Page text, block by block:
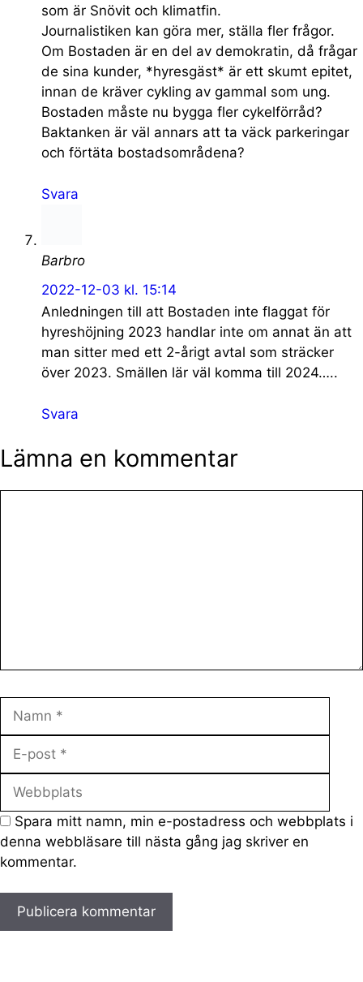
som är Snövit och klimatfin.
Journalistiken kan göra mer, ställa fler frågor.
Om Bostaden är en del av demokratin, då frågar
de sina kunder, *hyresgäst* är ett skumt epitet,
innan de kräver cykling av gammal som ung.
Bostaden måste nu bygga fler cykelförråd?
Baktanken är väl annars att ta väck parkeringar
och förtäta bostadsområdena?
Svara
Barbro
2022-12-03 kl. 15:14
Anledningen till att Bostaden inte flaggat för
hyreshöjning 2023 handlar inte om annat än att
man sitter med ett 2-årigt avtal som sträcker
över 2023. Smällen lär väl komma till 2024…..
Svara
Lämna en kommentar
Spara mitt namn, min e-postadress och webbplats i
denna webbläsare till nästa gång jag skriver en
kommentar.